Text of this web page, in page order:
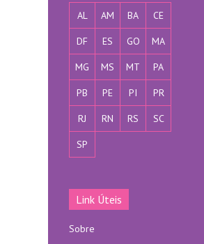
AL AM BA CE
DF ES GO MA
MG MS MT PA
PB PE PI PR
RJ RN RS SC
SP
Link Úteis
Sobre